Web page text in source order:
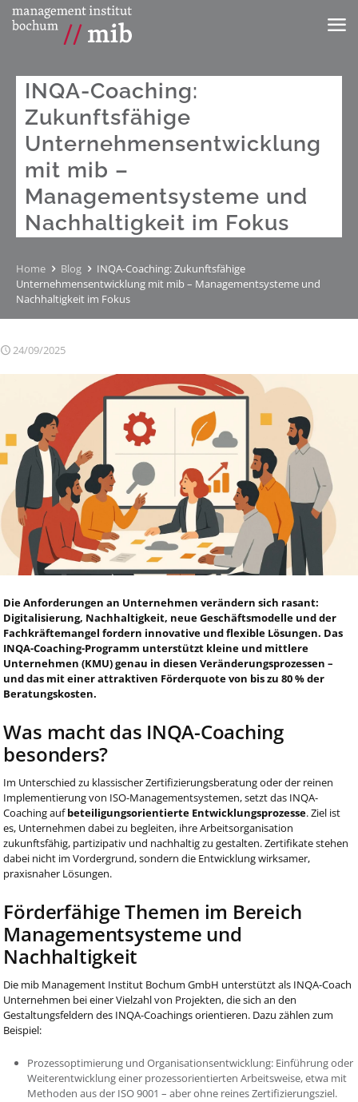
INQA-Coaching:
Zukunftsfähige
Unternehmensentwicklung
mit mib –
Managementsysteme und
Nachhaltigkeit im Fokus
Home Blog
INQA-Coaching: Zukunftsfähige
Unternehmensentwicklung mit mib – Managementsysteme und
Nachhaltigkeit im Fokus
24/09/2025
Die Anforderungen an Unternehmen verändern sich rasant:
Digitalisierung, Nachhaltigkeit, neue Geschäftsmodelle und der
Fachkräftemangel fordern innovative und flexible Lösungen. Das
INQA-Coaching-Programm unterstützt kleine und mittlere
Unternehmen (KMU) genau in diesen Veränderungsprozessen –
und das mit einer attraktiven Förderquote von bis zu 80 % der
Beratungskosten.
Was macht das INQA-Coaching
besonders?
Im Unterschied zu klassischer Zertifizierungsberatung oder der reinen
Implementierung von ISO-Managementsystemen, setzt das INQA-
Coaching aufbeteiligungsorientierte Entwicklungsprozesse. Ziel ist
es, Unternehmen dabei zu begleiten, ihre Arbeitsorganisation
zukunftsfähig, partizipativ und nachhaltig zu gestalten. Zertifikate stehen
dabei nicht im Vordergrund, sondern die Entwicklung wirksamer,
praxisnaher Lösungen.
Förderfähige Themen im Bereich
Managementsysteme und
Nachhaltigkeit
Die mib Management Institut Bochum GmbH unterstützt als INQA-Coach
Unternehmen bei einer Vielzahl von Projekten, die sich an den
Gestaltungsfeldern des INQA-Coachings orientieren. Dazu zählen zum
Beispiel:
Prozessoptimierung und Organisationsentwicklung: Einführung oder
Weiterentwicklung einer prozessorientierten Arbeitsweise, etwa mit
Methoden aus der ISO 9001 – aber ohne reines Zertifizierungsziel.